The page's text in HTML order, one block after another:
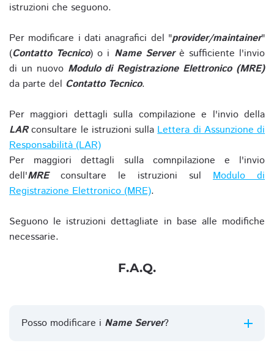
istruzioni che seguono.
Per modificare i dati anagrafici del "provider/maintainer"
(Contatto Tecnico) o i Name Serverè sufficiente l'invio
di un nuovo Modulo di Registrazione Elettronico (MRE)
da parte del Contatto Tecnico.
Per maggiori dettagli sulla compilazione e l'invio della
LARconsultare le istruzioni sullaLettera di Assunzione di
Responsabilità (LAR)
Per maggiori dettagli sulla comnpilazione e l'invio
dell'MREconsultare le istruzioni sul Modulo di
Registrazione Elettronico (MRE).
Seguono le istruzioni dettagliate in base alle modifiche
necessarie.
F.A.Q.
Posso modificare i Name Server?